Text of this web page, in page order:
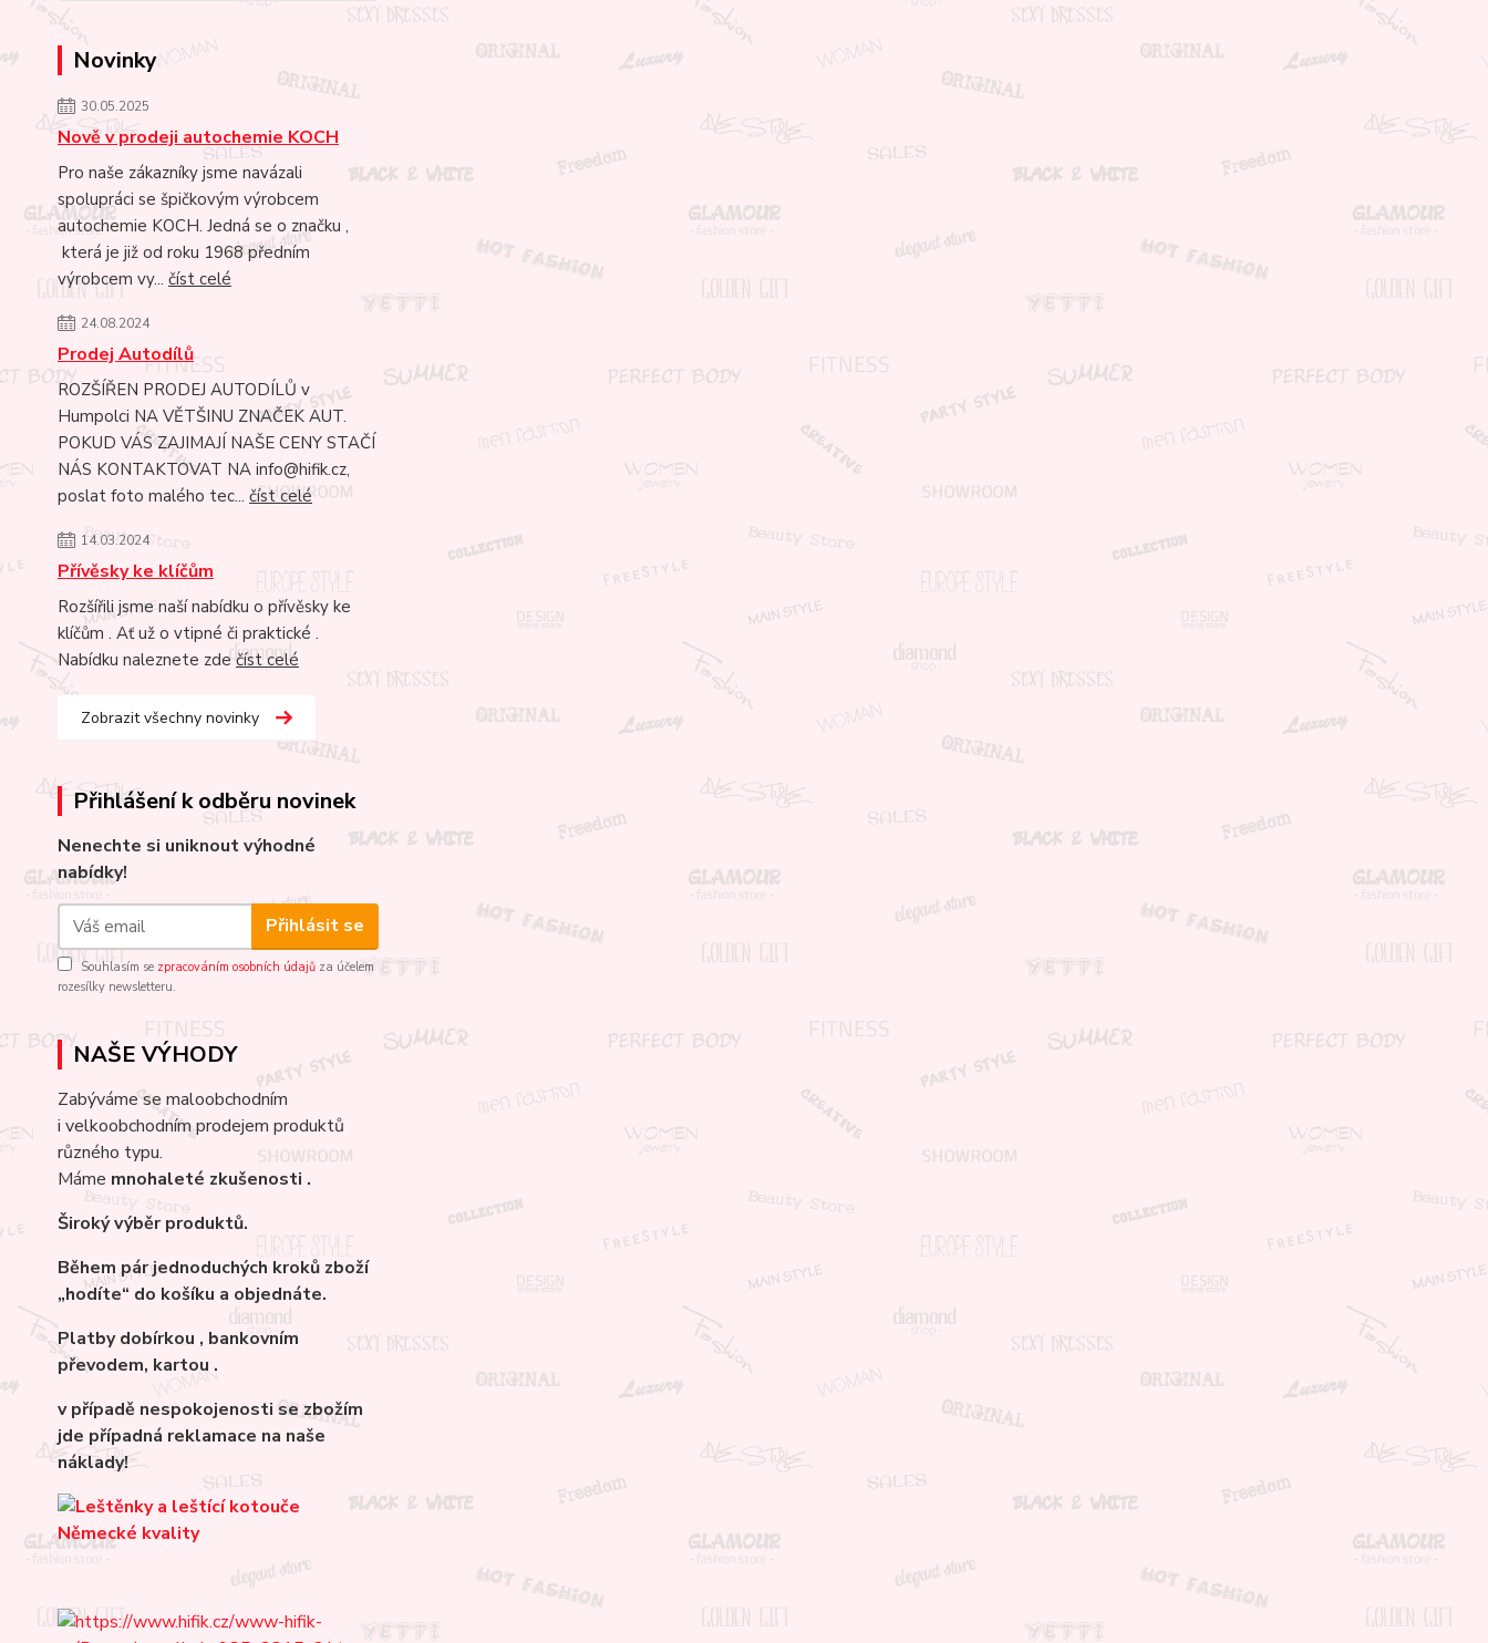
Novinky
30.05.2025
Nově v prodeji autochemie KOCH
Pro naše zákazníky jsme navázali
spolupráci se špičkovým výrobcem
autochemie KOCH. Jedná se o značku ,
která je již od roku 1968 předním
výrobcem vy... číst celé
24.08.2024
Prodej Autodílů
ROZŠÍŘEN PRODEJ AUTODÍLŮ v
Humpolci NA VĚTŠINU ZNAČEK AUT.
POKUD VÁS ZAJIMAJÍ NAŠE CENY STAČÍ
NÁS KONTAKTOVAT NA info@hifik.cz,
poslat foto malého tec... číst celé
14.03.2024
Přívěsky ke klíčům
Rozšířili jsme naší nabídku o přívěsky ke
klíčům . Ať už o vtipné či praktické .
Nabídku naleznete zdečíst celé
Zobrazit všechny novinky
Přihlášení k odběru novinek
Nenechte si uniknout výhodné
nabídky!
Přihlásit se
Souhlasím se zpracováním osobních údajů za účelem
rozesílky newsletteru.
NAŠE VÝHODY
Zabýváme se maloobchodním
i velkoobchodním prodejem produktů
různého typu.
Máme mnohaleté zkušenosti .
Široký výběr produktů.
Během pár jednoduchých kroků zboží
„hodíte“ do košíku a objednáte.
Platby dobírkou , bankovním
převodem, kartou .
v případě nespokojenosti se zbožím
jde případná reklamace na naše
náklady!